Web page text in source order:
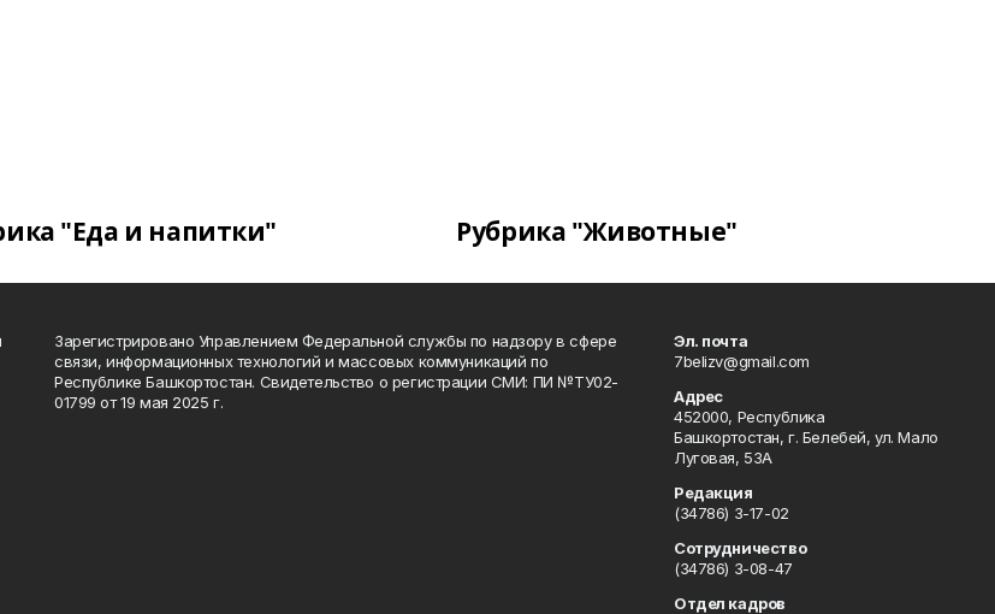
"Еда и напитки" Рубрика "Животные"
Зарегистрировано Управлением Федеральной службы по надзору в сфере
связи, информационных технологий и массовых коммуникаций по
Республике Башкортостан. Свидетельство о регистрации СМИ: ПИ №ТУ02-
01799 от 19 мая 2025 г.
Эл. почта
7belizv@gmail.com
Адрес
452000, Республика
Башкортостан, г. Белебей, ул. Мало
Луговая, 53А
Редакция
(34786) 3-17-02
Сотрудничество
(34786) 3-08-47
Отдел кадров